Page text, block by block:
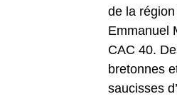
de la
Emmanuel
CAC 40.
bretonnes
saucisses